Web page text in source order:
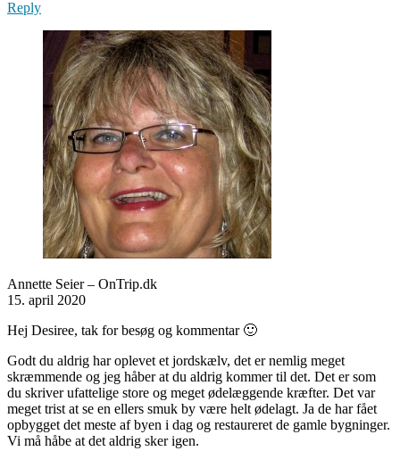
Reply
Annette Seier – OnTrip.dk
15. april 2020
Hej Desiree, tak for besøg og kommentar 🙂
Godt du aldrig har oplevet et jordskælv, det er nemlig meget
skræmmende og jeg håber at du aldrig kommer til det. Det er som
du skriver ufattelige store og meget ødelæggende kræfter. Det var
meget trist at se en ellers smuk by være helt ødelagt. Ja de har fået
opbygget det meste af byen i dag og restaureret de gamle bygninger.
Vi må håbe at det aldrig sker igen.